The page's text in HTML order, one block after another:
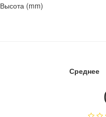
Высота (mm)
Среднее